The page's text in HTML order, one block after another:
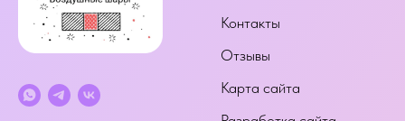
Контакты
Отзывы
Карта сайта